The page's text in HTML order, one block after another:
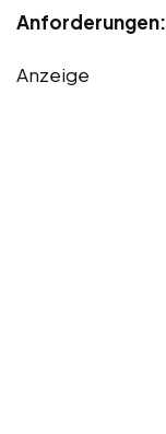
Anforderungen:
Anzeige